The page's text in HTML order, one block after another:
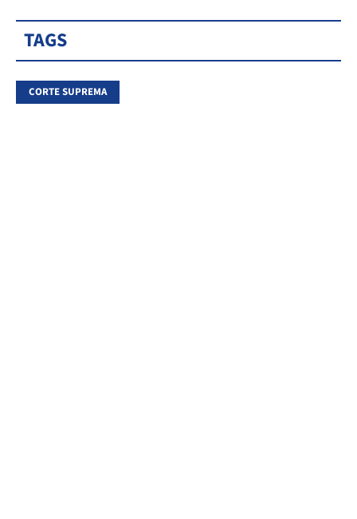
TAGS
CORTE SUPREMA